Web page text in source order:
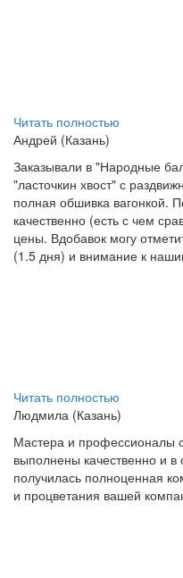
Читать полностью
Андрей (Казань)
Заказывали в "Народные
"ласточкин хвост" с
полная обшивка вагонкой.
качественно (есть с чем
цены. Вдобавок могу
(1.5 дня) и внимание к
Читать полностью
Людмила (Казань)
Мастера и профессионалы
выполнены качественно и в
получилась полноценная
и процветания вашей